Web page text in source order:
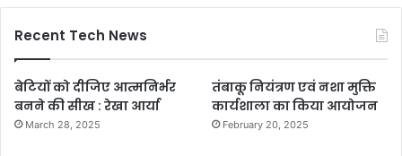
Recent Tech News
बेटियों को दीजिए आत्मनिर्भर
बनने की सीख : रेखा आर्या
March 28, 2025
तंबाकू नियंत्रण एवं नशा मुक्ति
कार्यशाला का किया आयोजन
February 20, 2025